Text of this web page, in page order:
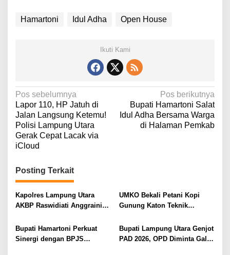
Hamartoni Idul Adha Open House
Ikuti Kami
N
a
v
i
a
s
i
p
o
s
Pos sebelumnya
Lapor 110, HP Jatuh di
Jalan Langsung Ketemu!
Polisi Lampung Utara
Gerak Cepat Lacak via
iCloud
Pos berikutnya
Bupati Hamartoni Salat
Idul Adha Bersama Warga
di Halaman Pemkab
Posting Terkait
Kapolres Lampung Utara
AKBP Raswidiati Anggraini
Tokoh Masyarakat dan Adat
Perkuat Kamtibmas
UMKO Bekali Petani Kopi
Gunung Katon Teknik
Jual Hasil Panen Meningkat
Bupati Hamartoni Perkuat
Sinergi dengan BPJS
Bupati Lampung Utara Genjot
PAD 2026, OPD Diminta Gali